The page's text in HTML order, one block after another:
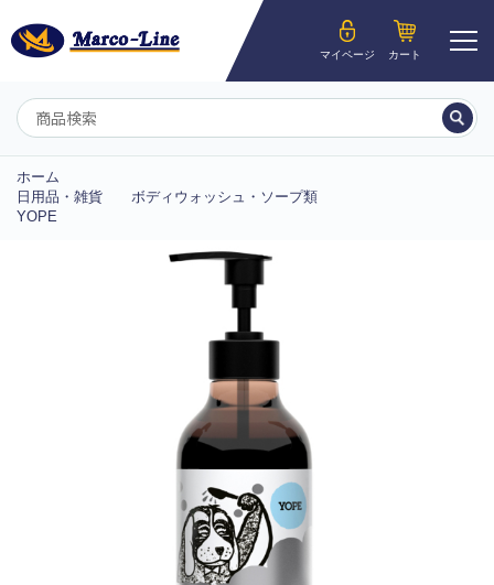
マイページ カート
ホーム
日用品・雑貨
ボディウォッシュ・ソープ類
YOPE
ようこそ__MEMBER_LASTNAME__様
マイページ
北海道・沖縄のお客様には一部送料のご負担をお願いいたします。割引サービスは一